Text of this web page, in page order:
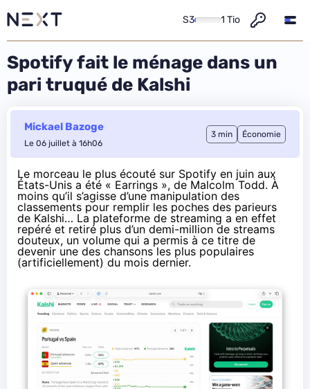
S3 1 Tio
Spotify fait le ménage dans un
pari truqué de Kalshi
Mickael Bazoge
Le 06 juillet à 16h06
3 min Économie
Le morceau le plus écouté sur Spotify en juin aux
États-Unis a été « Earrings », de Malcolm Todd. À
moins qu’il s’agisse d’une manipulation des
classements pour remplir les poches des parieurs
de Kalshi… La plateforme de streaming a en effet
repéré et retiré plus d’un demi-million de streams
douteux, un volume qui a permis à ce titre de
devenir une des chansons les plus populaires
(artificiellement) du mois dernier.